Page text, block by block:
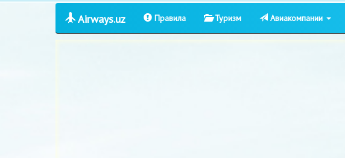
Airways.uz Правила Туризм Авиакомпании